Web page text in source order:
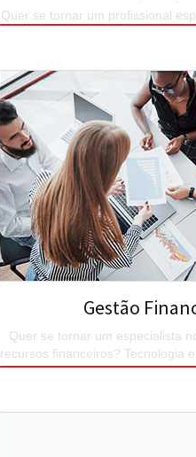
Quer se tornar um profissional
Gestão
Quer se tornar um especialista
recursos financeiros? Tecnologia
é a sua graduação